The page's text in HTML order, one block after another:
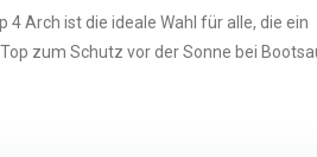
4 Arch ist die ideale Wahl für alle, die ein
zum Schutz vor der Sonne bei